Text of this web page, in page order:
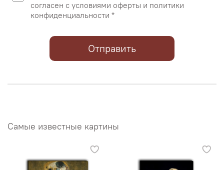
согласен с условиями оферты и политики
конфиденциальности *
Отправить
Самые известные картины